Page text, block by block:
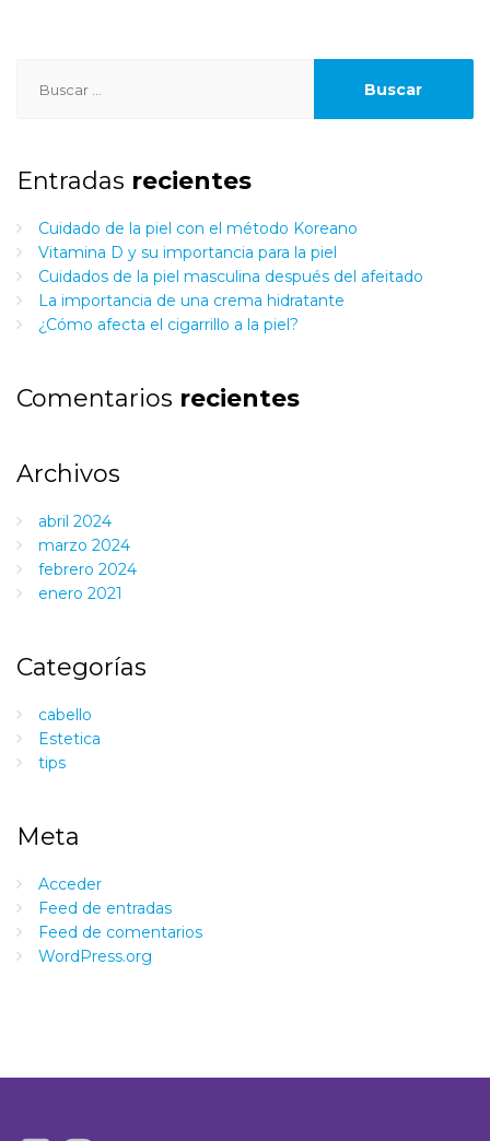
Entradas recientes
Cuidado de la piel con el método Koreano
Vitamina D y su importancia para la piel
Cuidados de la piel masculina después del afeitado
La importancia de una crema hidratante
¿Cómo afecta el cigarrillo a la piel?
Comentarios recientes
Archivos
abril 2024
marzo 2024
febrero 2024
enero 2021
Categorías
cabello
Estetica
tips
Meta
Acceder
Feed de entradas
Feed de comentarios
WordPress.org